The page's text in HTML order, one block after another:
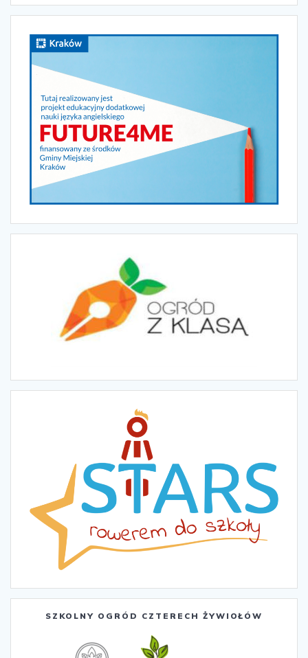
SZKOLNY OGRÓD CZTERECH ŻYWIOŁÓW